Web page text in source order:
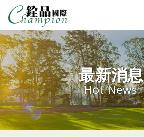
最新消息
Hot News